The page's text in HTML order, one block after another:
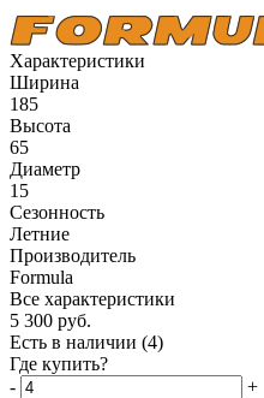
Характеристики
Ширина
185
Высота
65
Диаметр
15
Сезонность
Летние
Производитель
Formula
Все характеристики
5 300 руб.
Есть в наличии (4)
Где купить?
-
+